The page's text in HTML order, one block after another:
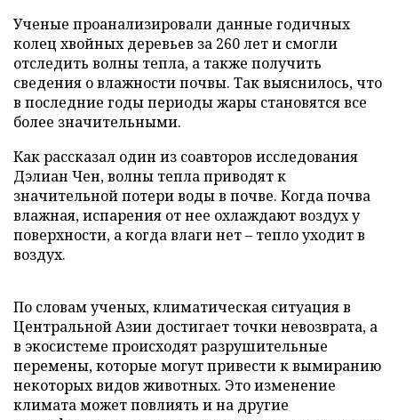
Ученые проанализировали данные годичных
колец хвойных деревьев за 260 лет и смогли
отследить волны тепла, а также получить
сведения о влажности почвы. Так выяснилось, что
в последние годы периоды жары становятся все
более значительными.
Как рассказал один из соавторов исследования
Дэлиан Чен, волны тепла приводят к
значительной потери воды в почве. Когда почва
влажная, испарения от нее охлаждают воздух у
поверхности, а когда влаги нет – тепло уходит в
воздух.
По словам ученых, климатическая ситуация в
Центральной Азии достигает точки невозврата, а
в экосистеме происходят разрушительные
перемены, которые могут привести к вымиранию
некоторых видов животных. Это изменение
климата может повлиять и на другие